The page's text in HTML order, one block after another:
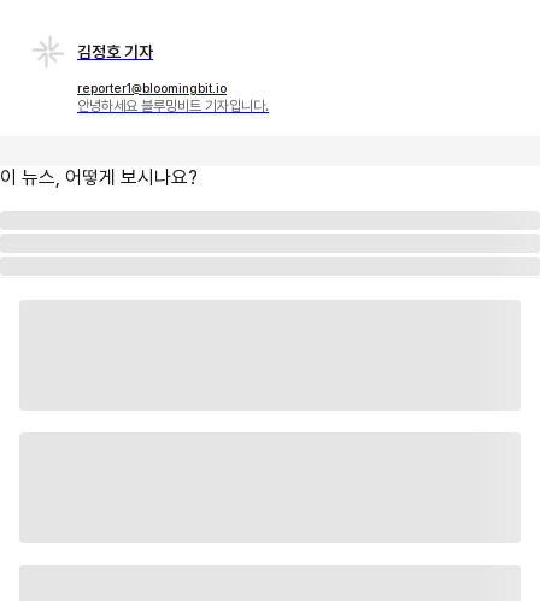
김정호 기자
reporter1@bloomingbit.io
안녕하세요 블루밍비트 기자입니다.
이 뉴스, 어떻게 보시나요?